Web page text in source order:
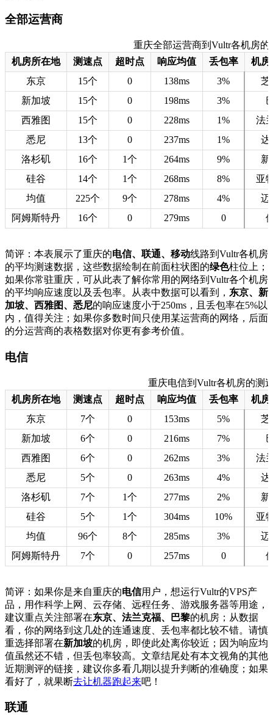
全部运营商
重庆全部运营商到Vultr各机房的
机房所在地
测速点 超时点 响应均值 丢包率
机房
东京
15个 0 138ms 3%
芝
新加坡
15个 0 198ms 3%
西雅图
15个 0 228ms 1%
法
悉尼
13个 0 237ms 1%
达
洛杉矶
16个 1个 264ms 9%
新
硅谷
14个 1个 268ms 8%
亚
均值
225个 9个 278ms 4%
迈
阿姆斯特丹
16个 0 279ms 0
简评：本表展示了重庆的电信、联通、移动线路到Vultr各机房
的平均测速数据，这些数据绘制在前面柱状图的绿色柱位上；
如果你常驻重庆，可从此表了解你常用的网络到Vultr各个机房
的平均响应速度以及丢包率。从表中数据可以看到， 东京、新
加坡、西雅图、悉尼的响应速度小于250ms，且丢包率在5%以
内，值得关注；如果你多数时间只使用某运营商的网络，后面
的分运营商的表格数据对你更有参考价值。
电信
重庆电信到Vultr各机房的测
机房所在地
测速点 超时点 响应均值 丢包率
机房
东京
7个 0 153ms 5%
芝
新加坡
6个 0 216ms 7%
西雅图
6个 0 262ms 3%
法
悉尼
5个 0 263ms 4%
达
洛杉矶
7个 1个 277ms 2%
新
硅谷
5个 1个 304ms 10%
亚
均值
96个 8个 285ms 3%
迈
阿姆斯特丹
7个 0 257ms 0
简评：如果你是来自重庆的电信用户，想运行Vultr的VPS产
品，用作科学上网、云存储、远程任务、游戏服务器等用途，
建议重点关注部署在东京、法兰克福、巴黎的机房；从数据
看，你的网络到这几处的连通速度、丢包率都比较不错。请慎
重选择部署在新加坡的机房，即使此处离你较近；因为响应均
值虽然还不错，但丢包率较高。文章结尾处有本文视角的其他
近期测评的链接，建议你多看几期以提升判断的准确度；如果
看好了，就果断去让机器跑起来吧！
联通